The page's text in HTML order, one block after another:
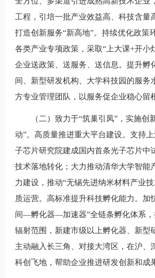
工程，引培一批产业效益高、科技含量
打造创新服务“新高地”。持续优化政策
各类产业专项政策，采取“上大课+开小
企业送政策、送服务、送信息。提升孵
间、新型研发机构、大学科技园的服务
方专业管理团队，以服务促企业稳心留
（二）致力于“筑巢引凤”，实施创
动”。高质量推进重大平台建设。支持
子芯片研究院建成国内首条光子芯片中
技术落地转化；大力推动清华大学智能
力建设，推动“无锡先进纳米材料产业
质运营。高标准提升科技孵化能力。加
间—孵化器—加速器”全链条孵化体系，
辐射范围，新建市级以上孵化器、新型
主动融入长三角、对接大湾区，在沪、
科创飞地，帮助企业推进研发创新和成